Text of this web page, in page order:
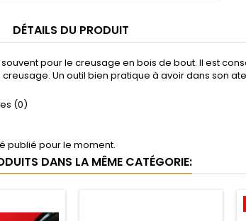
DÉTAILS DU PRODUIT
pour le creusage en bois de bout. Il est
creusage. Un outil bien pratique à avoir dans son
(0)
publié pour le moment.
DANS LA MÊME CATÉGORIE: